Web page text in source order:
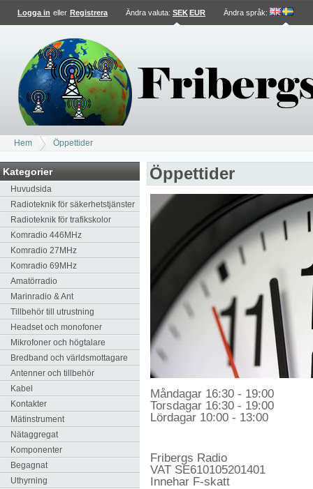
Logga in eller Registrera Ändra valuta: SEKEUR Ändra språk:
Hem Öppettider
Kategorier
Huvudsida
Radioteknik för säkerhetstjänster
Radioteknik för trafikskolor
Komradio 446MHz
Komradio 27MHz
Komradio 69MHz
Amatörradio
Marinradio & Ant
Tillbehör till utrustning
Headset och monofoner
Mikrofoner och högtalare
Bredband och världsmottagare
Antenner och tillbehör
Kabel
Kontakter
Mätinstrument
Nätaggregat
Komponenter
Begagnat
Uthyrning
Öppettider
Måndagar 16:30 - 19:00
Torsdagar 16:30 - 19:00
Lördagar 10:00 - 13:00
Fribergs Radio
VAT SE610105201401
Innehar F-skatt